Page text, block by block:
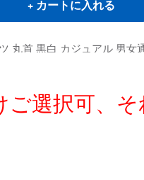
カートに入れる
丸首 黒白 カジュアル 男女
ご選択可、